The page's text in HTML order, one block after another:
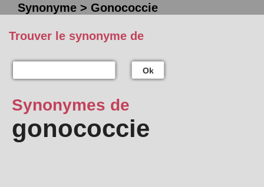
Synonyme > Gonococcie
Trouver le synonyme de
Ok
Synonymes de
gonococcie